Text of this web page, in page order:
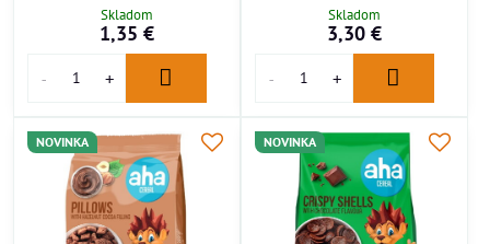
Skladom
1,35 €
Skladom
3,30 €
NOVINKA NOVINKA